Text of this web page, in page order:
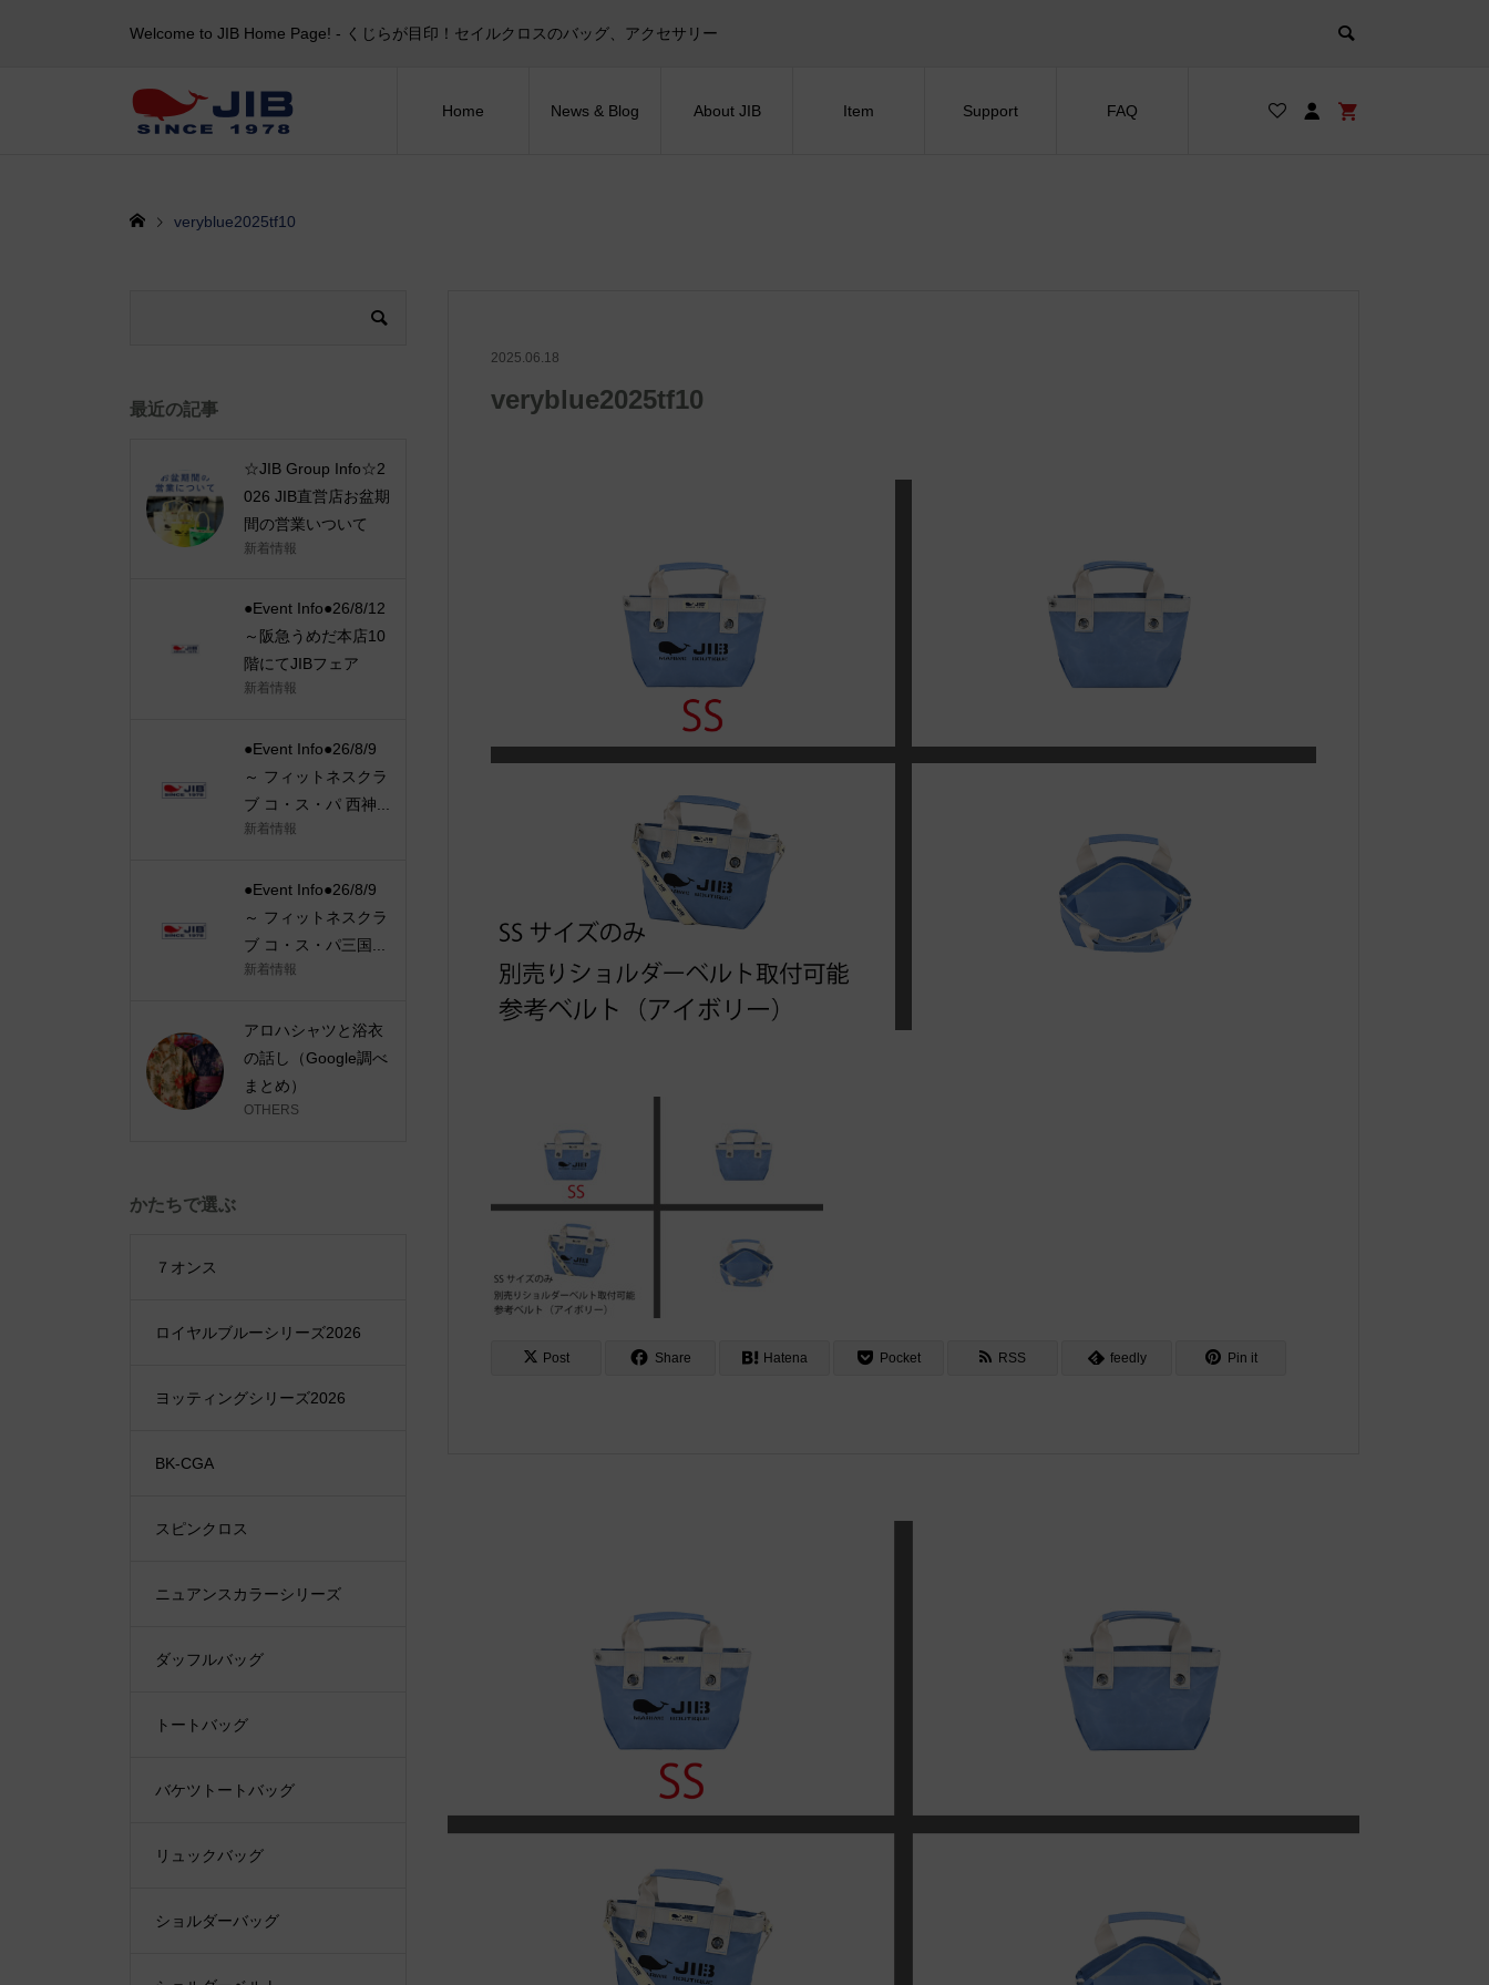
Welcome to JIB Home Page! ‐ くじらが目印！セイルクロスのバッグ、アクセサリー
Home News & Blog About JIB Item Support FAQ
veryblue2025tf10
2025.06.18
veryblue2025tf10
Post Share Hatena Pocket RSS feedly Pin it
最近の記事
☆JIB Group Info☆2
026 JIB直営店お盆期
間の営業いついて
新着情報
●Event Info●26/8/12
～阪急うめだ本店10
階にてJIBフェア
新着情報
●Event Info●26/8/9
～ フィットネスクラ
ブ コ・ス・パ 西神...
新着情報
●Event Info●26/8/9
～ フィットネスクラ
ブ コ・ス・パ三国...
新着情報
アロハシャツと浴衣
の話し（Google調べ
まとめ）
OTHERS
かたちで選ぶ
７オンス
ロイヤルブルーシリーズ2026
ヨッティングシリーズ2026
BK-CGA
スピンクロス
ニュアンスカラーシリーズ
ダッフルバッグ
トートバッグ
バケツトートバッグ
リュックバッグ
ショルダーバッグ